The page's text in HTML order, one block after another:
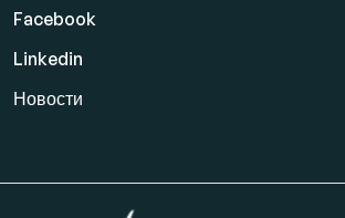
Facebook
Linkedin
Новости